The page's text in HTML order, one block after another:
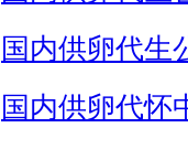
国内供卵代生
国内供卵代怀